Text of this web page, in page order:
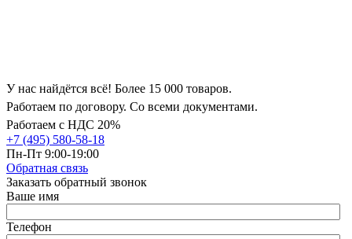
У нас найдётся всё! Более 15 000 товаров.
Работаем по договору. Со всеми документами.
Работаем с НДС 20%
+7 (495) 580-58-18
Пн-Пт 9:00-19:00
Обратная связь
Заказать обратный звонок
Ваше имя
Телефон